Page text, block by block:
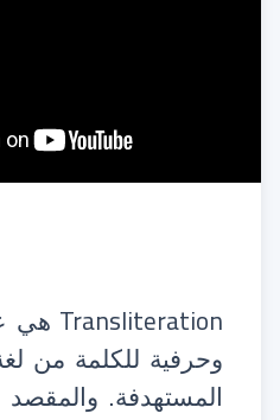
Transliteration هي
وحرفية للكلمة من
المستهدفة.